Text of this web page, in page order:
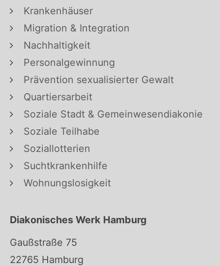
Krankenhäuser
Migration & Integration
Nachhaltigkeit
Personalgewinnung
Prävention sexualisierter Gewalt
Quartiersarbeit
Soziale Stadt & Gemeinwesendiakonie
Soziale Teilhabe
Soziallotterien
Suchtkrankenhilfe
Wohnungslosigkeit
Diakonisches Werk Hamburg
Gaußstraße 75
22765 Hamburg